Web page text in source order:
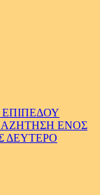
ΕΝΟΣ
ΔΕΥΤΕΡΟ